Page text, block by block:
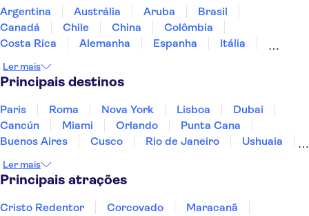
Argentina Austrália Aruba
Brasil
Canadá
Chile China
Colômbia
Costa Rica
Alemanha Espanha
Itália
Panamá
Peru
Ler mais
Principais destinos
Paris Roma Nova York Lisboa
Dubai
Cancún
Miami Orlando
Punta Cana
Buenos Aires
Cusco Rio de Janeiro
Ushuaia
Fernando de Noronha
Ler mais
Principais atrações
Cristo Redentor Corcovado
Maracanã